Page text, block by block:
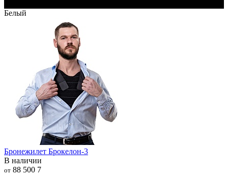
Белый
Бронежилет Брокелон-3
В наличии
от 88 500 7